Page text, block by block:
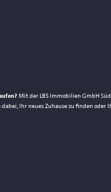
Mit der LBS Immobilien GmbH
Ihr neues Zuhause zu finden oder